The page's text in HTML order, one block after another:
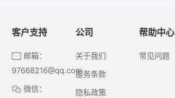
客户支持
邮箱：
97668216@qq.com
微信：
公司
关于我们
服务条款
隐私政策
帮助中心
常见问题